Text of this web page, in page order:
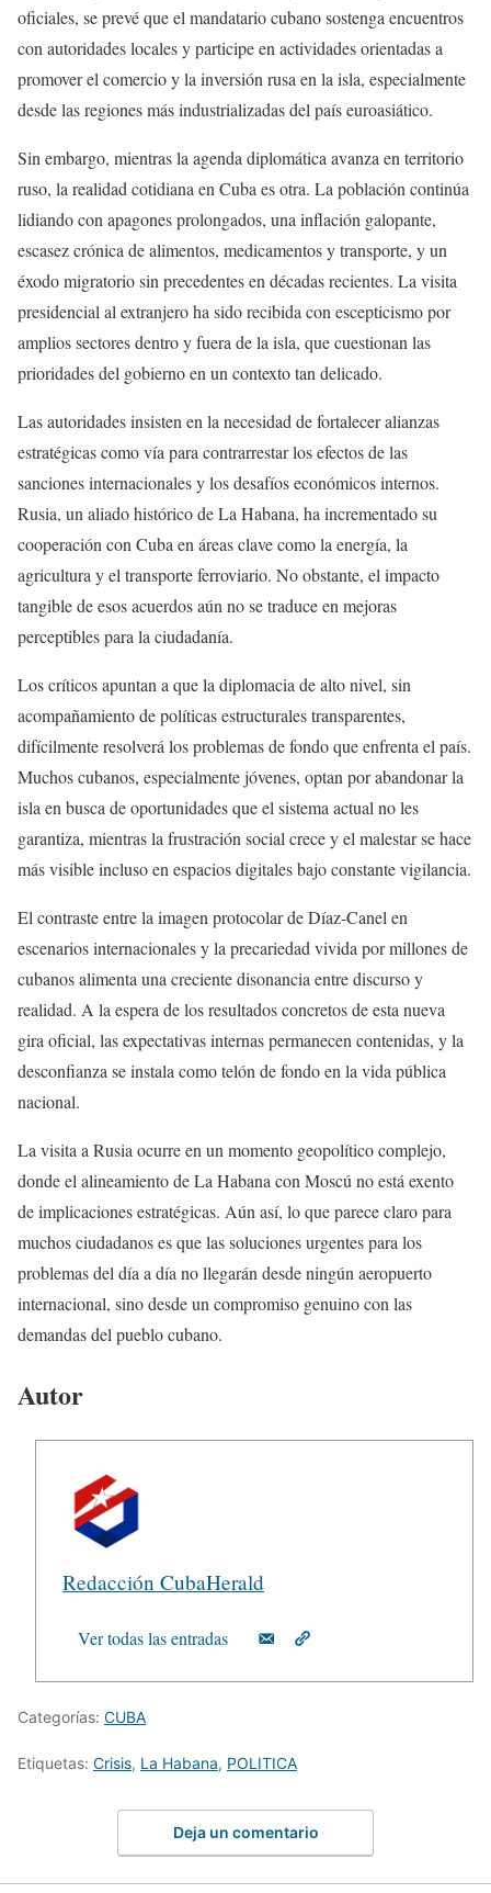
oficiales, se prevé que el mandatario cubano sostenga encuentros
con autoridades locales y participe en actividades orientadas a
promover el comercio y la inversión rusa en la isla, especialmente
desde las regiones más industrializadas del país euroasiático.
Sin embargo, mientras la agenda diplomática avanza en territorio
ruso, la realidad cotidiana en Cuba es otra. La población continúa
lidiando con apagones prolongados, una inflación galopante,
escasez crónica de alimentos, medicamentos y transporte, y un
éxodo migratorio sin precedentes en décadas recientes. La visita
presidencial al extranjero ha sido recibida con escepticismo por
amplios sectores dentro y fuera de la isla, que cuestionan las
prioridades del gobierno en un contexto tan delicado.
Las autoridades insisten en la necesidad de fortalecer alianzas
estratégicas como vía para contrarrestar los efectos de las
sanciones internacionales y los desafíos económicos internos.
Rusia, un aliado histórico de La Habana, ha incrementado su
cooperación con Cuba en áreas clave como la energía, la
agricultura y el transporte ferroviario. No obstante, el impacto
tangible de esos acuerdos aún no se traduce en mejoras
perceptibles para la ciudadanía.
Los críticos apuntan a que la diplomacia de alto nivel, sin
acompañamiento de políticas estructurales transparentes,
difícilmente resolverá los problemas de fondo que enfrenta el país.
Muchos cubanos, especialmente jóvenes, optan por abandonar la
isla en busca de oportunidades que el sistema actual no les
garantiza, mientras la frustración social crece y el malestar se hace
más visible incluso en espacios digitales bajo constante vigilancia.
El contraste entre la imagen protocolar de Díaz-Canel en
escenarios internacionales y la precariedad vivida por millones de
cubanos alimenta una creciente disonancia entre discurso y
realidad. A la espera de los resultados concretos de esta nueva
gira oficial, las expectativas internas permanecen contenidas, y la
desconfianza se instala como telón de fondo en la vida pública
nacional.
La visita a Rusia ocurre en un momento geopolítico complejo,
donde el alineamiento de La Habana con Moscú no está exento
de implicaciones estratégicas. Aún así, lo que parece claro para
muchos ciudadanos es que las soluciones urgentes para los
problemas del día a día no llegarán desde ningún aeropuerto
internacional, sino desde un compromiso genuino con las
demandas del pueblo cubano.
Autor
Redacción CubaHerald
Ver todas las entradas
Categorías: CUBA
Etiquetas: Crisis, La Habana, POLITICA
Deja un comentario